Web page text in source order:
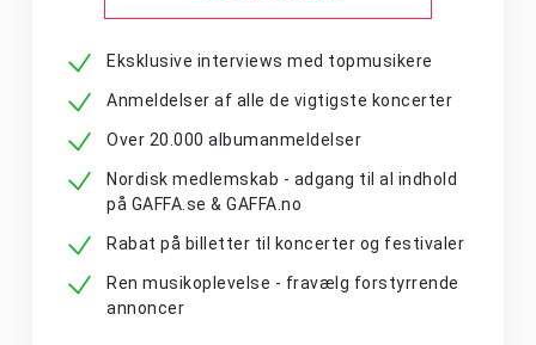
Eksklusive interviews med topmusikere
Anmeldelser af alle de vigtigste koncerter
Over 20.000 albumanmeldelser
Nordisk medlemskab - adgang til al indhold
på GAFFA.se & GAFFA.no
Rabat på billetter til koncerter og festivaler
Ren musikoplevelse - fravælg forstyrrende
annoncer